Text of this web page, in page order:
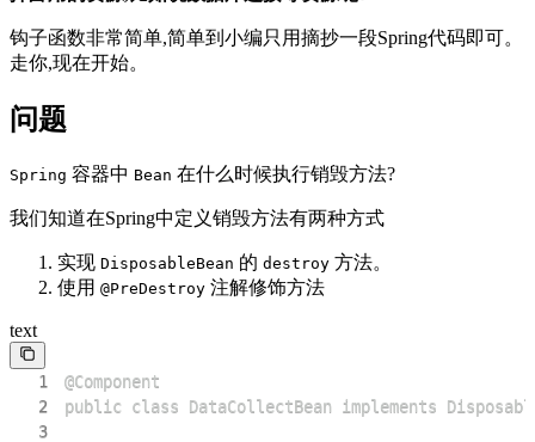
钩子函数非常简单,简单到小编只用摘抄一段Spring代码即可。
走你,现在开始。
问题
Spring 容器中 Bean 在什么时候执行销毁方法?
我们知道在Spring中定义销毁方法有两种方式
实现 DisposableBean 的 destroy 方法。
使用 @PreDestroy 注解修饰方法
text
1
2
3